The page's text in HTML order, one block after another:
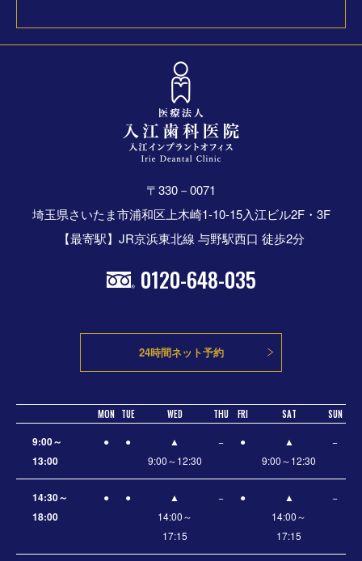
〒330－0071
埼玉県さいたま市浦和区上木崎1-10-15入江ビル2F・3F
【最寄駅】JR京浜東北線 与野駅西口 徒歩2分
0120-648-035
24時間ネット予約
MON TUE WED THU FRI SAT SUN
9:00～
13:00
● ●
▲
9:00～12:30
− ●
▲
9:00～12:30
−
14:30～
18:00
● ●
▲
14:00～
17:15
− ●
▲
14:00～
17:15
−